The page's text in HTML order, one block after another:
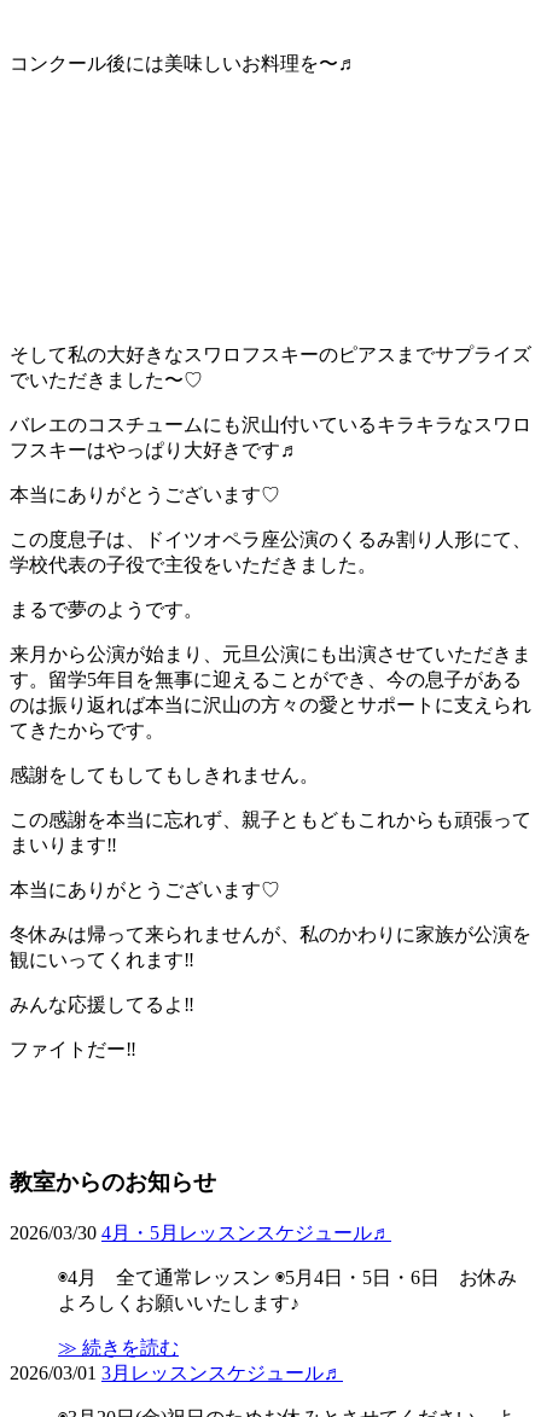
コンクール後には美味しいお料理を〜♬
そして私の大好きなスワロフスキーのピアスまでサプライズ
でいただきました〜♡
バレエのコスチュームにも沢山付いているキラキラなスワロ
フスキーはやっぱり大好きです♬
本当にありがとうございます♡
この度息子は、ドイツオペラ座公演のくるみ割り人形にて、
学校代表の子役で主役をいただきました。
まるで夢のようです。
来月から公演が始まり、元旦公演にも出演させていただきま
す。留学5年目を無事に迎えることができ、今の息子がある
のは振り返れば本当に沢山の方々の愛とサポートに支えられ
てきたからです。
感謝をしてもしてもしきれません。
この感謝を本当に忘れず、親子ともどもこれからも頑張って
まいります‼︎
本当にありがとうございます♡
冬休みは帰って来られませんが、私のかわりに家族が公演を
観にいってくれます‼︎
みんな応援してるよ‼︎
ファイトだー‼︎
教室からのお知らせ
2026/03/30 4月・5月レッスンスケジュール♬
◉4月 全て通常レッスン ◉5月4日・5日・6日 お休み
よろしくお願いいたします♪
≫ 続きを読む
2026/03/01 3月レッスンスケジュール♬